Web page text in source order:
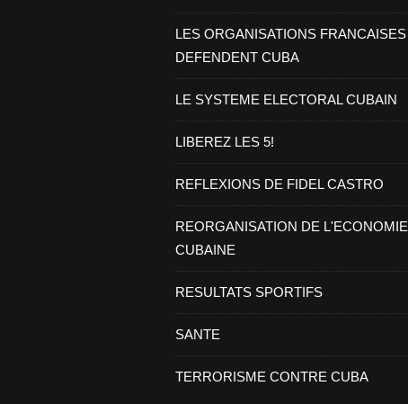
LES ORGANISATIONS FRANCAISES
DEFENDENT CUBA
LE SYSTEME ELECTORAL CUBAIN
LIBEREZ LES 5!
REFLEXIONS DE FIDEL CASTRO
REORGANISATION DE L'ECONOMIE
CUBAINE
RESULTATS SPORTIFS
SANTE
TERRORISME CONTRE CUBA